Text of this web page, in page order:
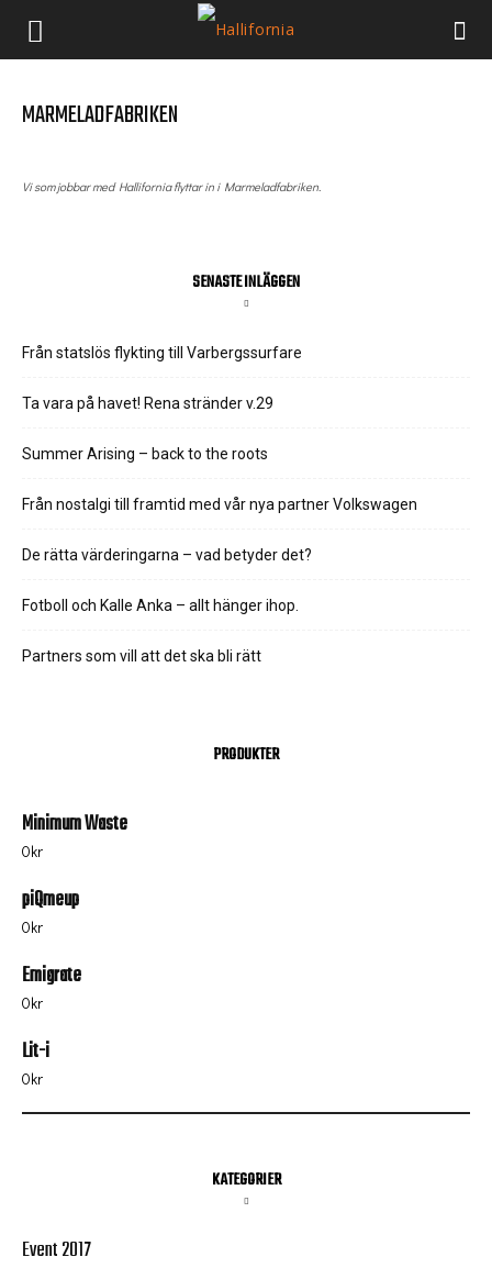
MARMELADFABRIKEN
Vi som jobbar med Hallifornia flyttar in i Marmeladfabriken.
SENASTE INLÄGGEN
Från statslös flykting till Varbergssurfare
Ta vara på havet! Rena stränder v.29
Summer Arising – back to the roots
Från nostalgi till framtid med vår nya partner Volkswagen
De rätta värderingarna – vad betyder det?
Fotboll och Kalle Anka – allt hänger ihop.
Partners som vill att det ska bli rätt
PRODUKTER
Minimum Waste
0kr
piQmeup
0kr
Emigrate
0kr
Lit-i
0kr
KATEGORIER
Event 2017